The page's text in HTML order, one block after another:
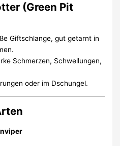
(Green Pit
Giftschlange, gut getarnt in
Schmerzen, Schwellungen,
oder im Dschungel.